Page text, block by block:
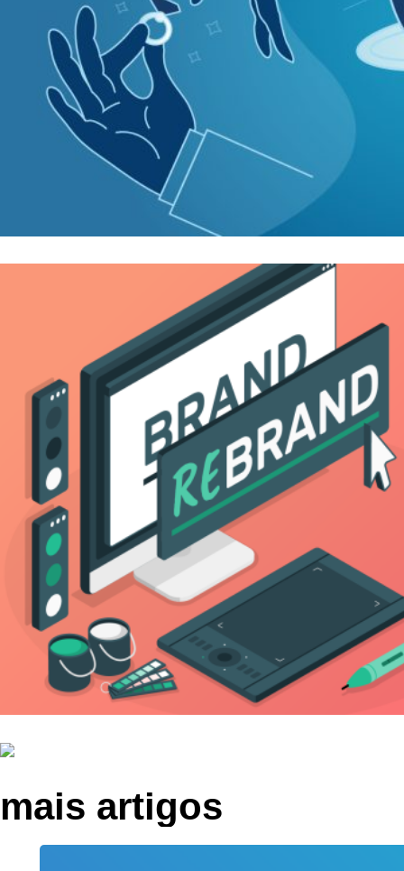
mais artigos